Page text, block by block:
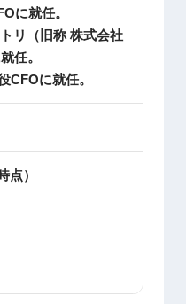
に就任。
リ（旧称 株式会社
任。
に就任。
点）